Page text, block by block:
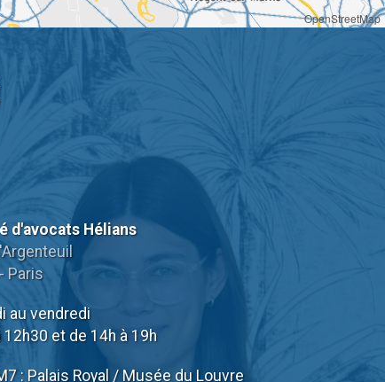
OpenStreetMap
d'avocats Hélians
Paris
au vendredi
12h30 et de 14h à 19h
: Palais Royal / Musée du Louvre